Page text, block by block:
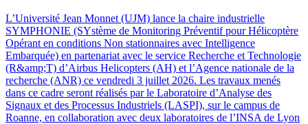
L’Université Jean Monnet (UJM) lance la chaire industrielle
SYMPHONIE (SYstème de Monitoring Préventif pour Hélicoptère
Opérant en conditions Non stationnaires avec Intelligence
Embarquée) en partenariat avec le service Recherche et Technologie
(R&amp;T) d’Airbus Helicopters (AH) et l’Agence nationale de la
recherche (ANR) ce vendredi 3 juillet 2026. Les travaux menés
dans ce cadre seront réalisés par le Laboratoire d’Analyse des
Signaux et des Processus Industriels (LASPI), sur le campus de
Roanne, en collaboration avec deux laboratoires de l’INSA de Lyon